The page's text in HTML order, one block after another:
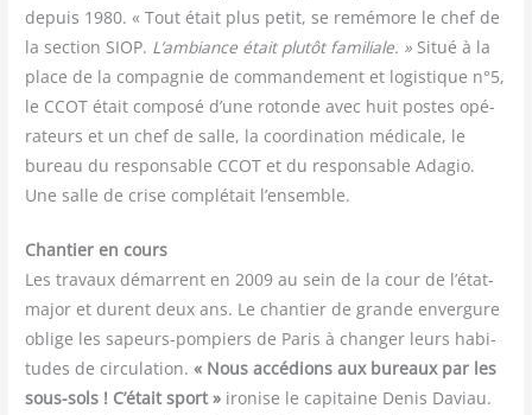
depuis 1980. « Tout était plus petit, se remé­more le chef de
la sec­tion SIOP. L’am­biance était plu­tôt fami­liale. » Situé à la
place de la com­pa­gnie de com­man­de­ment et logis­tique n°5,
le CCOT était com­po­sé d’une rotonde avec huit postes opé­
ra­teurs et un chef de salle, la coor­di­na­tion médi­cale, le
bureau du res­pon­sable CCOT et du res­pon­sable Ada­gio.
Une salle de crise com­plé­tait l’ensemble.
Chan­tier en cours
Les tra­vaux démarrent en 2009 au sein de la cour de l’état-
major et durent deux ans. Le chan­tier de grande enver­gure
oblige les sapeurs-pom­piers de Paris à chan­ger leurs habi­
tudes de cir­cu­la­tion. « Nous accé­dions aux bureaux par les
sous-sols ! C’était sport » iro­nise le capi­taine Denis Daviau.